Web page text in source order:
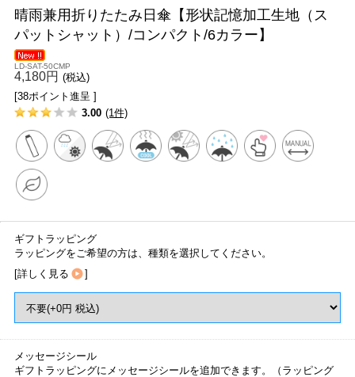
晴雨兼用折りたたみ日傘【形状記憶加工生地（ス
パットシャット）/コンパクト/6カラー】
LD-SAT-50CMP
4,180円 (税込)
[38ポイント進呈 ]
3.00 (1件)
ギフトラッピング
ラッピングをご希望の方は、種類を選択してください。
[詳しく見る ]
メッセージシール
ギフトラッピングにメッセージシールを追加できます。（ラッピング